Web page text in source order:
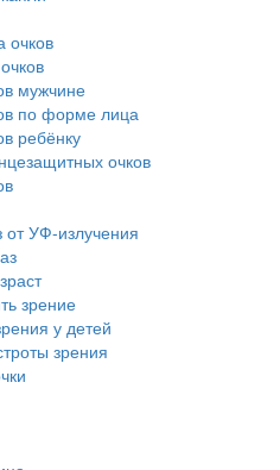
очков
мужчине
по форме лица
ребёнку
очков
от УФ-излучения
зрение
у детей
зрения